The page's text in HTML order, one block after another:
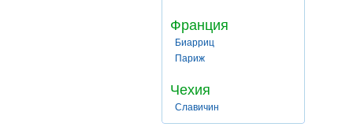
Франция
Биарриц
Париж
Чехия
Славичин